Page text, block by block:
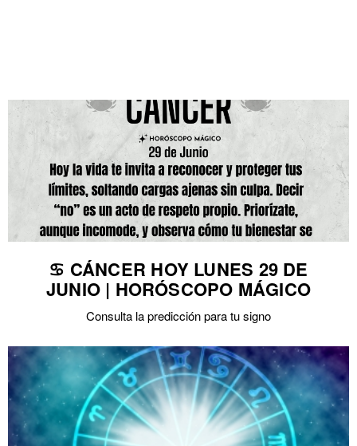
♋ CÁNCER HOY LUNES 29 DE
JUNIO | HORÓSCOPO MÁGICO
Consulta la predicción para tu signo